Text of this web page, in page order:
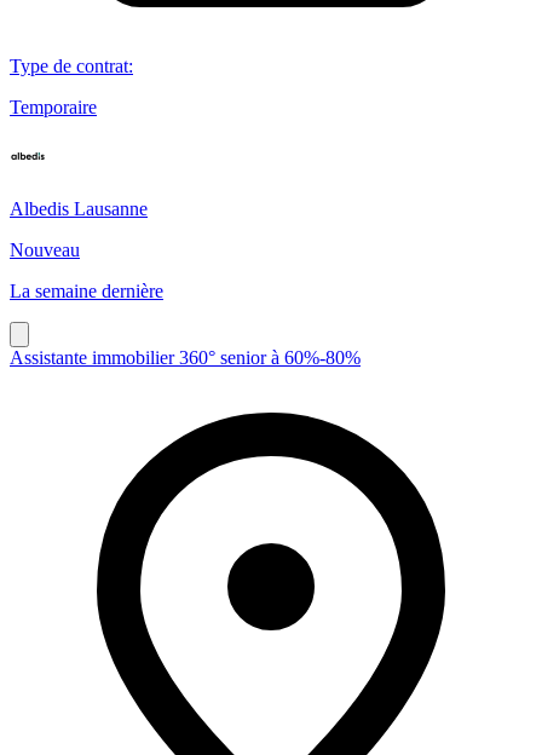
Type de contrat:
Temporaire
Albedis Lausanne
Nouveau
La semaine dernière
Assistante immobilier 360° senior à 60%-80%